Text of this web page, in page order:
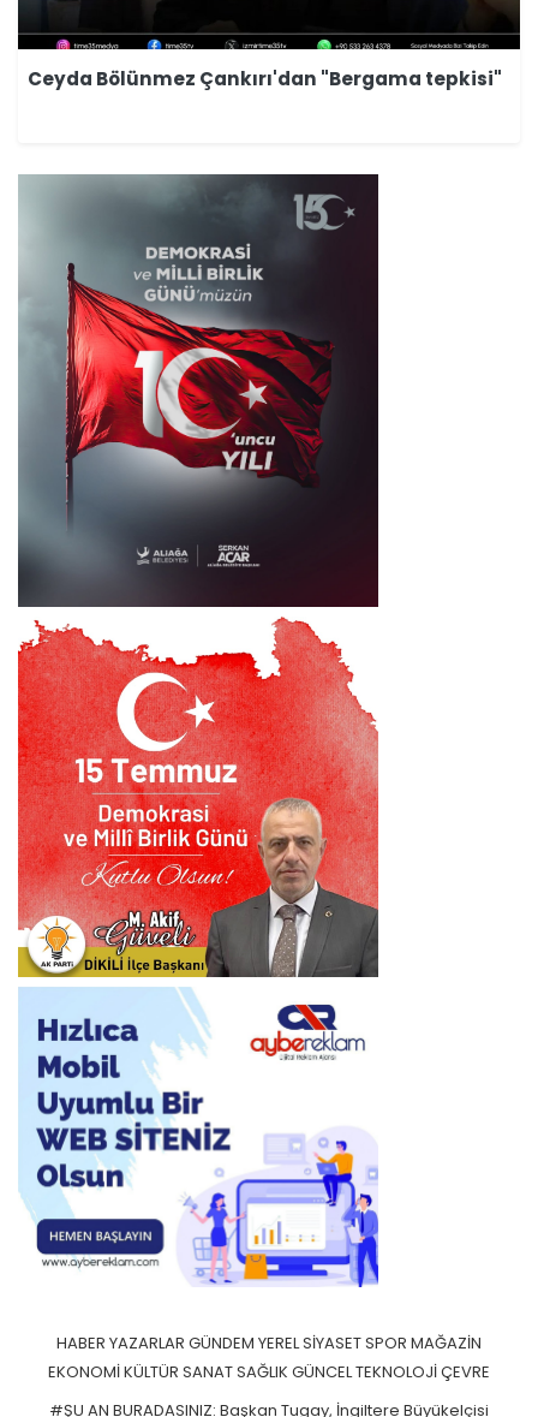
Ceyda Bölünmez Çankırı'dan "Bergama tepkisi"
HABER YAZARLAR GÜNDEM YERELSİYASETSPOR MAĞAZİN
EKONOMİKÜLTÜR SANATSAĞLIK GÜNCELTEKNOLOJİÇEVRE
#ŞU AN BURADASINIZ: Başkan Tugay, İngiltere Büyükelçisi